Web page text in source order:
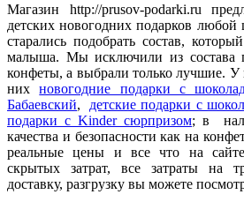
Магазин http://prusov-podarki.ru
детских новогодних подарков
старались подобрать состав,
малыша. Мы исключили из состава
конфеты, а выбрали только лучшие. У
нихновогодние подарки с
Бабаевский, детские подарки с
подарки с Kinder сюрпризом; в
качества и безопасности как на
реальные цены и все что на
скрытых затрат, все затраты на
доставку, разгрузку вы можете